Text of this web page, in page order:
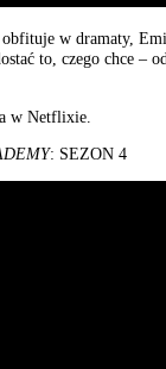
w dramaty,
to, czego chce –
w Netflixie.
: SEZON 4